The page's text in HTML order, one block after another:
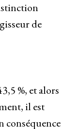
de
%, et alors
il est
conséquence